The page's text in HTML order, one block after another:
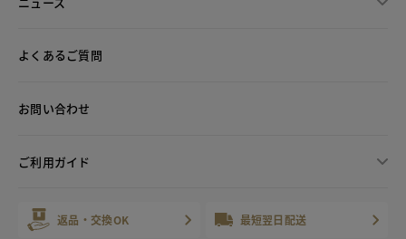
よくあるご質問
お問い合わせ
ご利用ガイド
返品・交換OK 最短翌日配送